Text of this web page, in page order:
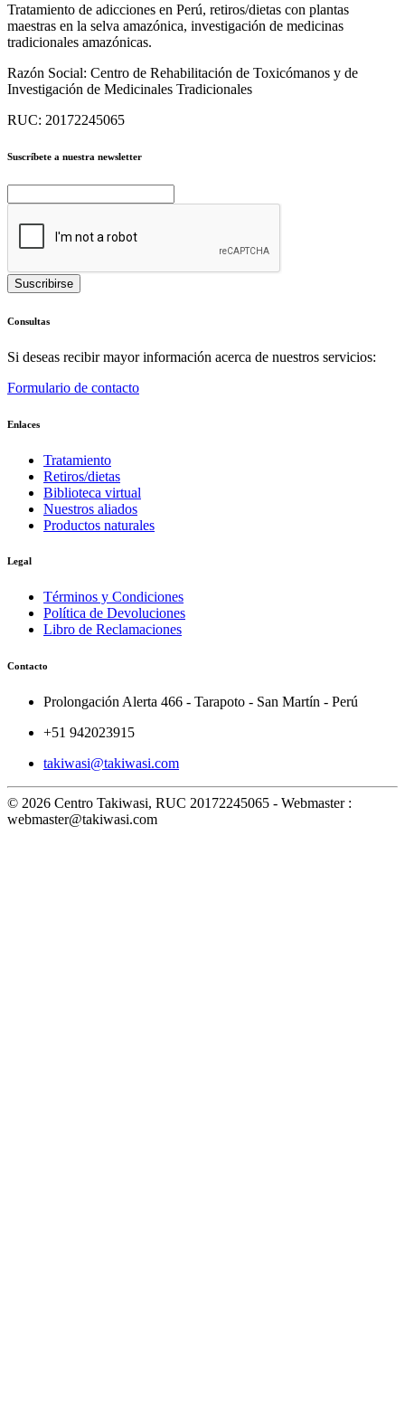
Tratamiento de adicciones en Perú, retiros/dietas con plantas
maestras en la selva amazónica, investigación de medicinas
tradicionales amazónicas.
Razón Social: Centro de Rehabilitación de Toxicómanos y de
Investigación de Medicinales Tradicionales
RUC: 20172245065
Suscríbete a nuestra newsletter
Consultas
Si deseas recibir mayor información acerca de nuestros servicios:
Formulario de contacto
Enlaces
Tratamiento
Retiros/dietas
Biblioteca virtual
Nuestros aliados
Productos naturales
Legal
Términos y Condiciones
Política de Devoluciones
Libro de Reclamaciones
Contacto
Prolongación Alerta 466 - Tarapoto - San Martín - Perú
+51 942023915
takiwasi@takiwasi.com
© 2026 Centro Takiwasi, RUC 20172245065 - Webmaster :
webmaster@takiwasi.com